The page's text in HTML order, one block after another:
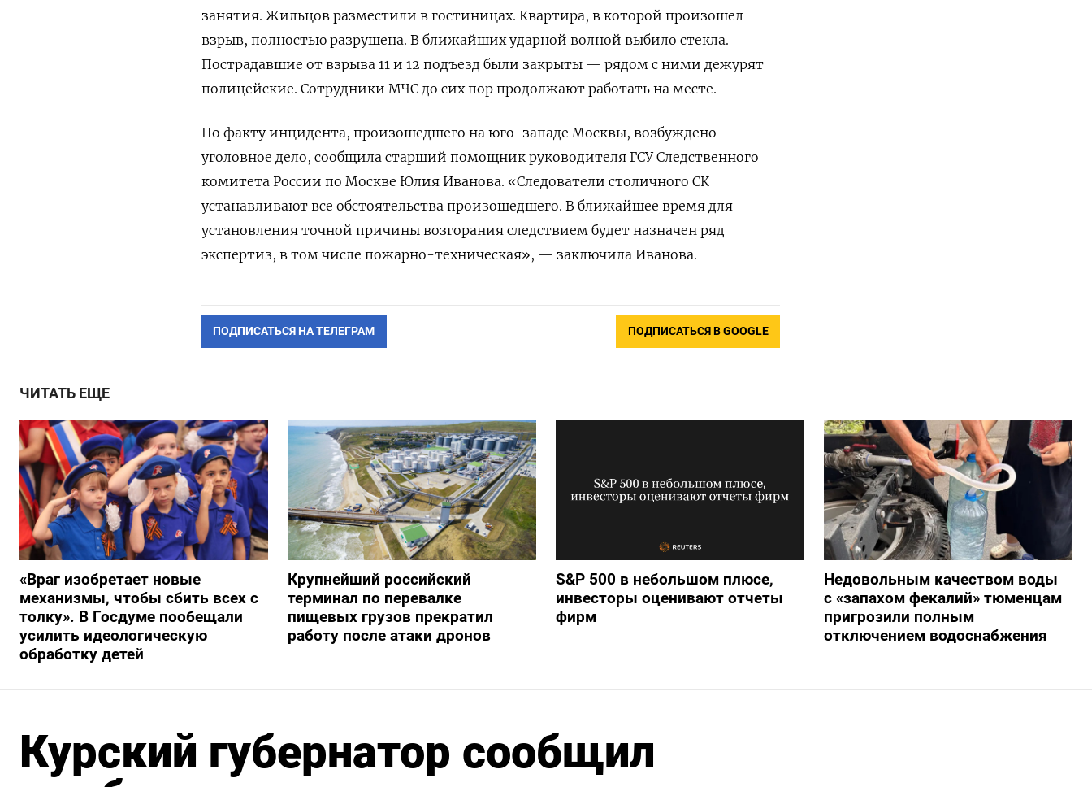
занятия. Жильцов разместили в гостиницах. Квартира, в которой произошел
взрыв, полностью разрушена. В ближайших ударной волной выбило стекла.
Пострадавшие от взрыва 11 и 12 подъезд были закрыты — рядом с ними дежурят
полицейские. Сотрудники МЧС до сих пор продолжают работать на месте.
По факту инцидента, произошедшего на юго-западе Москвы, возбуждено
уголовное дело, сообщила старший помощник руководителя ГСУ Следственного
комитета России по Москве Юлия Иванова. «Следователи столичного СК
устанавливают все обстоятельства произошедшего. В ближайшее время для
установления точной причины возгорания следствием будет назначен ряд
экспертиз, в том числе пожарно-техническая», — заключила Иванова.
ПОДПИСАТЬСЯ НА ТЕЛЕГРАМ ПОДПИСАТЬСЯ В GOOGLE
ЧИТАТЬ ЕЩЕ
«Враг изобретает новые
механизмы, чтобы сбить всех с
толку». В Госдуме пообещали
усилить идеологическую
обработку детей
Крупнейший российский
терминал по перевалке
пищевых грузов прекратил
работу после атаки дронов
S&P 500 в небольшом плюсе,
инвесторы оценивают отчеты
фирм
Недовольным качеством воды
с «запахом фекалий» тюменцам
пригрозили полным
отключением водоснабжения
Курский губернатор сообщил